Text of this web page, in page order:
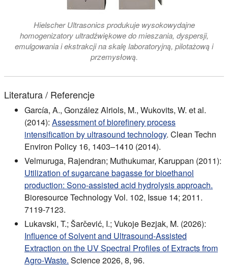
Hielscher Ultrasonics produkuje wysokowydajne
homogenizatory ultradźwiękowe do mieszania, dyspersji,
emulgowania i ekstrakcji na skalę laboratoryjną, pilotażową i
przemysłową.
Literatura / Referencje
García, A., González Alriols, M., Wukovits, W. et al.
(2014): Assessment of biorefinery process
intensification by ultrasound technology. Clean Techn
Environ Policy 16, 1403–1410 (2014).
Velmuruga, Rajendran; Muthukumar, Karuppan (2011):
Utilization of sugarcane bagasse for bioethanol
production: Sono-assisted acid hydrolysis approach.
Bioresource Technology Vol. 102, Issue 14; 2011.
7119-7123.
Lukavski, T.; Šarčević, I.; Vukoje Bezjak, M. (2026):
Influence of Solvent and Ultrasound-Assisted
Extraction on the UV Spectral Profiles of Extracts from
Agro-Waste. Science 2026, 8, 96.